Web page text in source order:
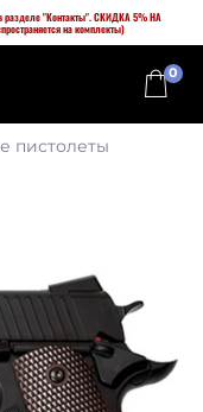
разделе "Контакты". СКИДКА 5% НА
на комплекты)
0
пистолеты